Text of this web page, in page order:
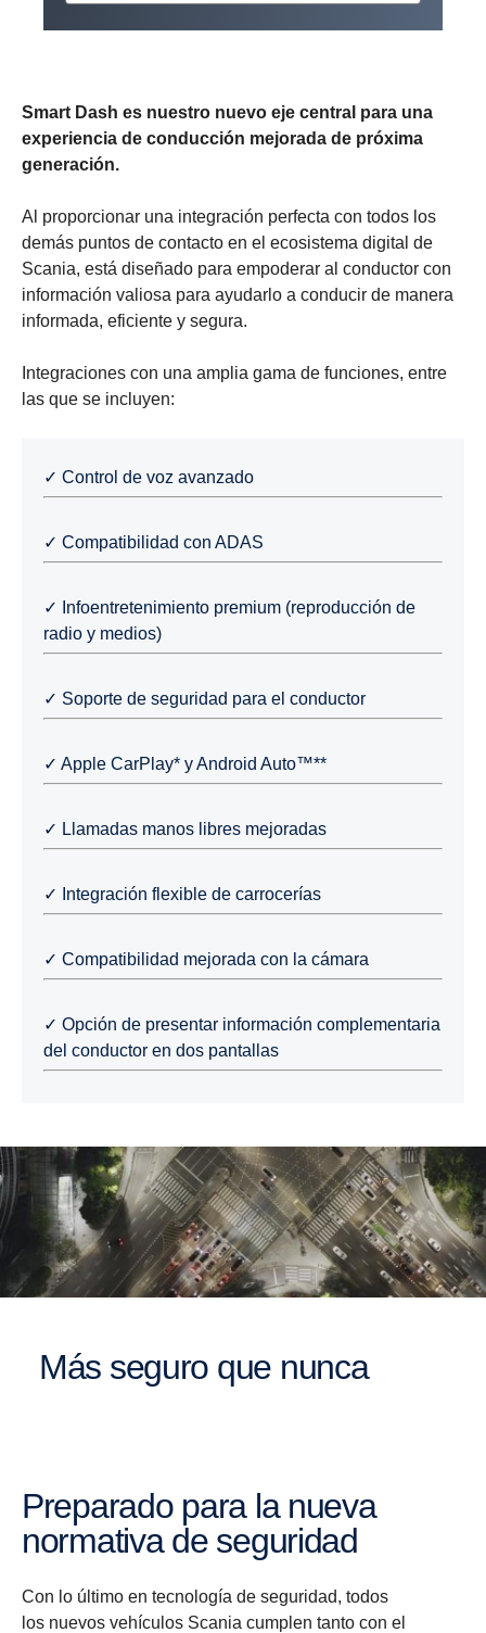
Smart Dash es nuestro nuevo eje central para una
experiencia de conducción mejorada de próxima
generación.
Al proporcionar una integración perfecta con todos los
demás puntos de contacto en el ecosistema digital de
Scania, está diseñado para empoderar al conductor con
información valiosa para ayudarlo a conducir de manera
informada, eficiente y segura.
Integraciones con una amplia gama de funciones, entre
las que se incluyen:
✓ Control de voz avanzado
✓ Compatibilidad con ADAS
✓ Infoentretenimiento premium (reproducción de
radio y medios)
✓ Soporte de seguridad para el conductor
✓ Apple CarPlay* y Android Auto™**
✓ Llamadas manos libres mejoradas
✓ Integración flexible de carrocerías
✓ Compatibilidad mejorada con la cámara
✓ Opción de presentar información complementaria
del conductor en dos pantallas
Más seguro que nunca
Preparado para la nueva
normativa de seguridad
Con lo último en tecnología de seguridad, todos
los nuevos vehículos Scania cumplen tanto con el